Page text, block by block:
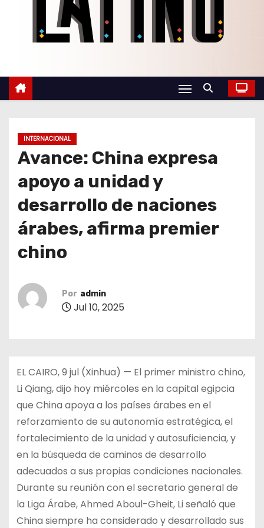
INTERNACIONAL
Avance: China expresa
apoyo a unidad y
desarrollo de naciones
árabes, afirma premier
chino
Por admin
Jul 10, 2025
EL CAIRO, 9 jul (Xinhua) — El primer ministro chino,
Li Qiang, dijo hoy miércoles en la capital egipcia
que China apoya a los países árabes en el
reforzamiento de su autonomía estratégica, el
fortalecimiento de la unidad y autosuficiencia, y
en la búsqueda de caminos de desarrollo
adecuados a sus propias condiciones nacionales.
Durante su reunión con el secretario general de
la Liga Árabe, Ahmed Aboul-Gheit, Li señaló que
China siempre ha considerado y desarrollado sus